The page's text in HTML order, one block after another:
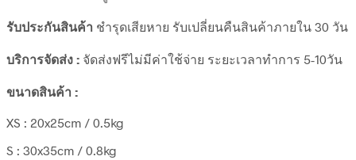
รับประกันสินค้า ชำรุดเสียหาย รับเปลี่ยนคืนสินค้าภายใน 30 วัน
บริการจัดส่ง : จัดส่งฟรีไม่มีค่าใช้จ่าย ระยะเวลาทำการ 5-10วัน
ขนาดสินค้า :
XS : 20x25cm / 0.5kg
S : 30x35cm / 0.8kg